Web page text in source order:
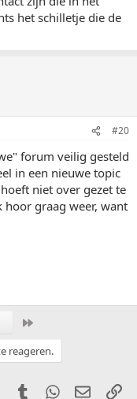
het schilletje die de
#20
forum veilig gesteld
in een nieuwe topic
niet over gezet te
graag weer, want
reageren.
PinterestTumblr WhatsApp
E-mail